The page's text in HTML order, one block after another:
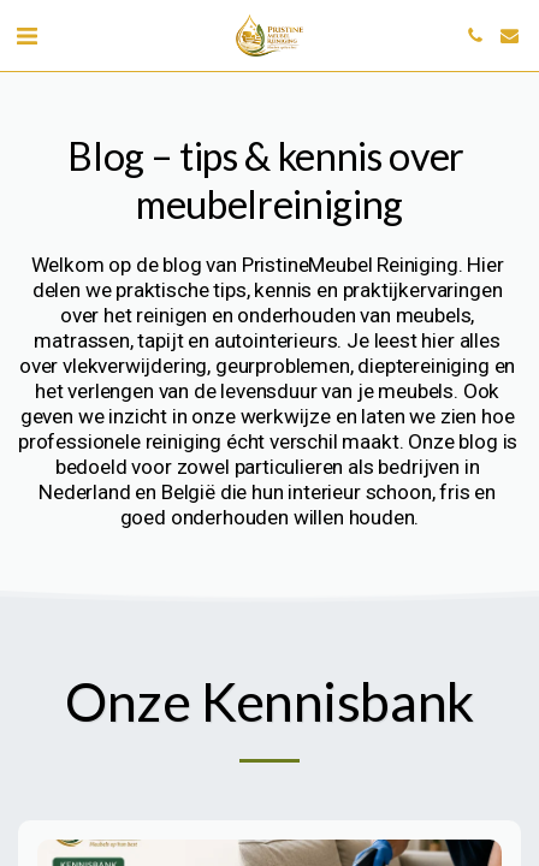
Blog – tips & kennis over
meubelreiniging
Welkom op de blog van PristineMeubel Reiniging. Hier
delen we praktische tips, kennis en praktijkervaringen
over het reinigen en onderhouden van meubels,
matrassen, tapijt en autointerieurs. Je leest hier alles
over vlekverwijdering, geurproblemen, dieptereiniging en
het verlengen van de levensduur van je meubels. Ook
geven we inzicht in onze werkwijze en laten we zien hoe
professionele reiniging écht verschil maakt. Onze blog is
bedoeld voor zowel particulieren als bedrijven in
Nederland en België die hun interieur schoon, fris en
goed onderhouden willen houden.
Onze Kennisbank